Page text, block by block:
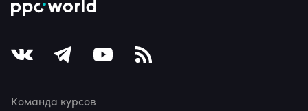
Команда курсов